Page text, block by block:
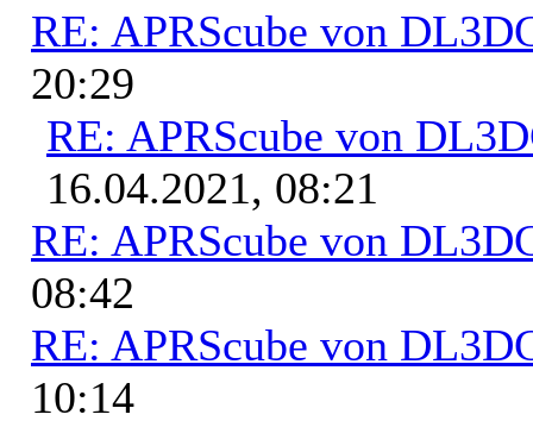
RE: APRScube von
20:29
RE: APRScube von
16.04.2021, 08:21
RE: APRScube von
08:42
RE: APRScube von
10:14